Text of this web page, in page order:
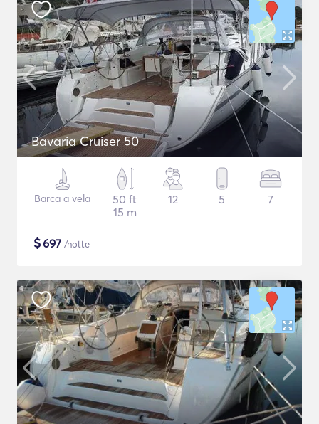
Bavaria Cruiser 50
Barca a vela
50 ft
15 m
12 5 7
$697 /notte